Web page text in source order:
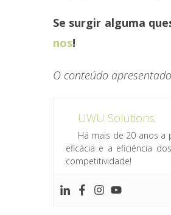
Se surgir alguma
nos!
O conteúdo
UWU Solutions
Há mais de 20 anos a
eficácia e a eficiência
competitividade!